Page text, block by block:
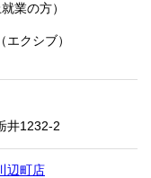
業の方）
エクシブ）
井1232-2
辺町店